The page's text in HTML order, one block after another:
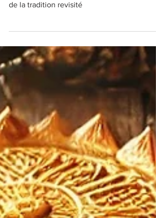
sucrées à Lyon : Le goût
de la tradition revisité
Les tartes et quiches sucrées à Lyon : Le
de la tradition revisité